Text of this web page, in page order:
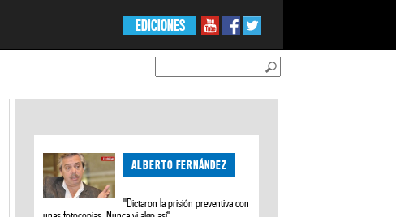
EDICIONES
ALBERTO FERNÁNDEZ
"Dictaron la prisión preventiva con